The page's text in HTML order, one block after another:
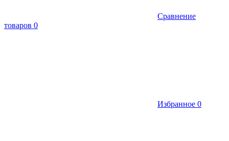
Сравнение
товаров 0
Избранное 0